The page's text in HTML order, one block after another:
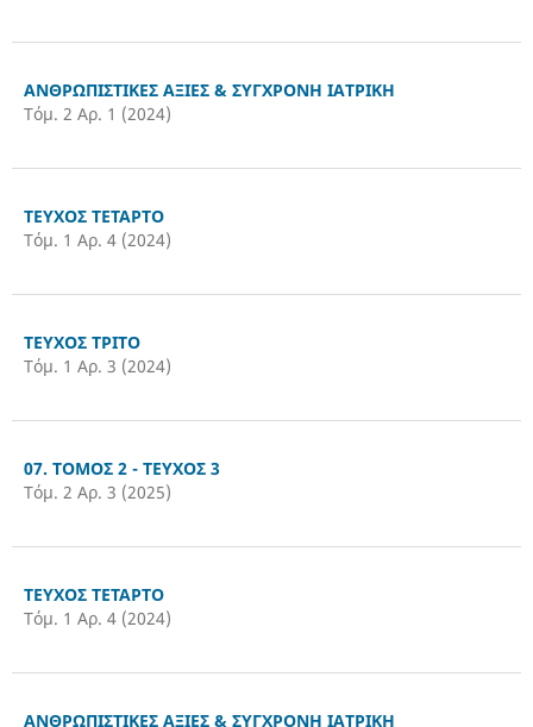
ΑΝΘΡΩΠΙΣΤΙΚΕΣ ΑΞΙΕΣ & ΣΥΓΧΡΟΝΗ ΙΑΤΡΙΚΗ
Τόμ. 2 Αρ. 1 (2024)
ΤΕΥΧΟΣ ΤΕΤΑΡΤΟ
Τόμ. 1 Αρ. 4 (2024)
ΤΕΥΧΟΣ ΤΡΙΤΟ
Τόμ. 1 Αρ. 3 (2024)
07. ΤΟΜΟΣ 2 - ΤΕΥΧΟΣ 3
Τόμ. 2 Αρ. 3 (2025)
ΤΕΥΧΟΣ ΤΕΤΑΡΤΟ
Τόμ. 1 Αρ. 4 (2024)
ΑΝΘΡΩΠΙΣΤΙΚΕΣ ΑΞΙΕΣ & ΣΥΓΧΡΟΝΗ ΙΑΤΡΙΚΗ